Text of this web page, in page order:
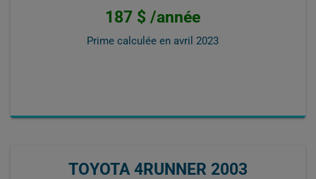
187 $ /année
Prime calculée en avril 2023
TOYOTA 4RUNNER 2003